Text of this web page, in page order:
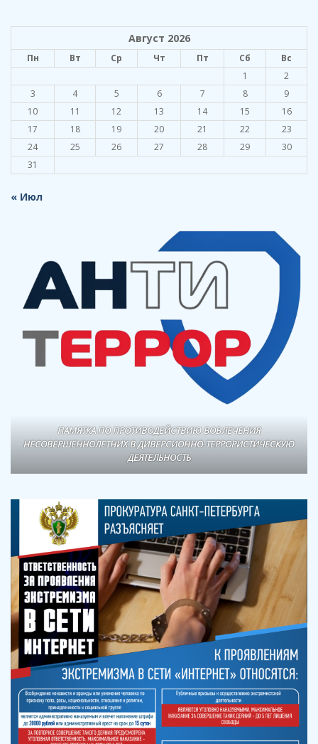
Август 2026
Пн Вт Ср Чт Пт Сб
Вс
1
2
3
4 5 6 7 8
9
10
11 12 13 14 15
16
17
18 19 20 21 22
23
24
25 26 27 28 29
30
31
« Июл
ПАМЯТКА ПО ПРОТИВОДЕЙСТВИЮ ВОВЛЕЧЕНИЯ
НЕСОВЕРШЕННОЛЕТНИХ В ДИВЕРСИОННО-ТЕРРОРИСТИЧЕСКУЮ
ДЕЯТЕЛЬНОСТЬ